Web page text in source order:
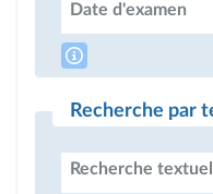
Date d'examen
Recherche par
Recherche